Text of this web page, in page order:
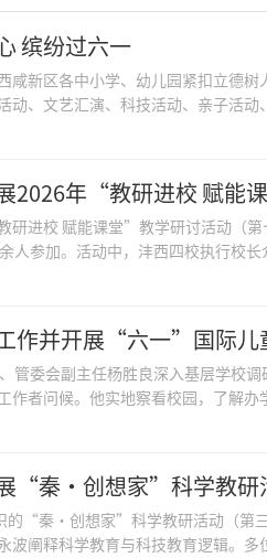
缤纷过六一
新区各中小学、幼儿园紧扣立德树
动、文艺汇演、科技活动、亲子活
2026年“教研进校 赋能
进校 赋能课堂”教学研讨活动（
人参加。活动中，沣西四校执行校
作并开展“六一”国际儿
管委会副主任杨胜良深入基层学校
作者问候。他实地察看校园，了解
“秦•创想家”科学教研
的“秦•创想家”科学教研活动（第
波阐释科学教育与科技教育逻辑。